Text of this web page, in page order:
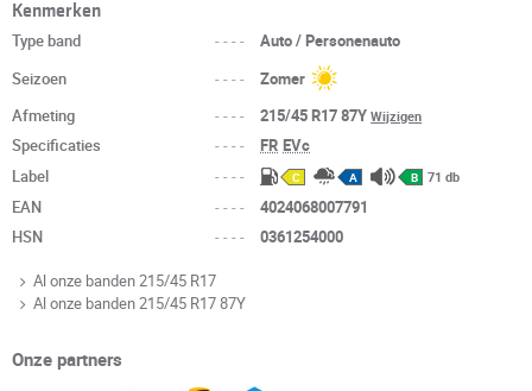
Kenmerken
Type band ----
Auto / Personenauto
Seizoen
----
Zomer
Afmeting
---- 215/45 R17 87YWijzigen
Specificaties ---- FR EVc
Label
---- C A B 71 db
EAN ----
4024068007791
HSN
---- 0361254000
Al onze banden 215/45 R17
Al onze banden 215/45 R17 87Y
Onze partners